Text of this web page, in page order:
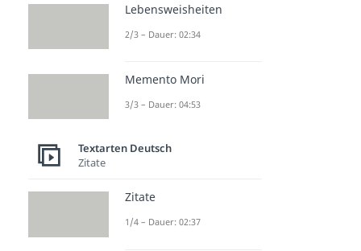
Lebensweisheiten
2/3 – Dauer: 02:34
Memento Mori
3/3 – Dauer: 04:53
Textarten Deutsch
Zitate
Zitate
1/4 – Dauer: 02:37